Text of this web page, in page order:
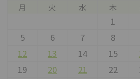
月 火 水 木
1
5
6 7 8
12
13 14 15
19
20 21 22